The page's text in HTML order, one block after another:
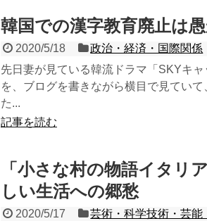
韓国での漢字教育廃止は
2020/5/18
政治・経済・国際関係
先日妻が見ている韓流ドラマ「SKYキャ
を、ブログを書きながら横目で見てい
た...
記事を読む
「小さな村の物語イタリ
しい生活への郷愁
2020/5/17
芸術・科学技術・芸能